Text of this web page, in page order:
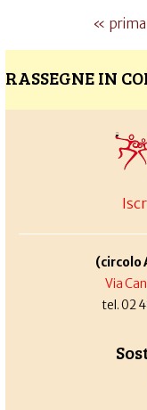
« prima
RASSEGNE IN
(circolo
Via
tel. 02